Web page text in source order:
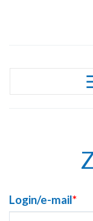
Login/e-mail*